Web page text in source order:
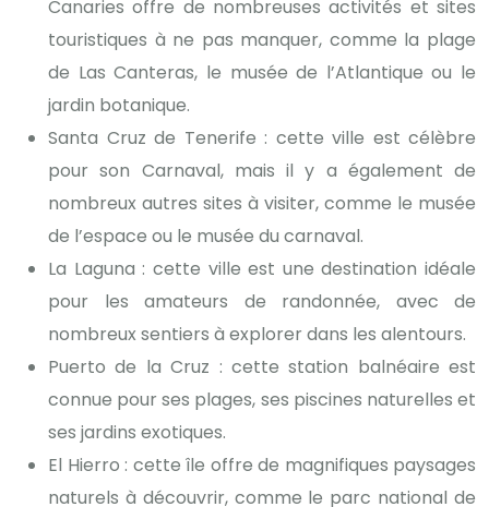
Canaries offre de nombreuses activités et sites
touristiques à ne pas manquer, comme la plage
de Las Canteras, le musée de l’Atlantique ou le
jardin botanique.
Santa Cruz de Tenerife : cette ville est célèbre
pour son Carnaval, mais il y a également de
nombreux autres sites à visiter, comme le musée
de l’espace ou le musée du carnaval.
La Laguna : cette ville est une destination idéale
pour les amateurs de randonnée, avec de
nombreux sentiers à explorer dans les alentours.
Puerto de la Cruz : cette station balnéaire est
connue pour ses plages, ses piscines naturelles et
ses jardins exotiques.
El Hierro : cette île offre de magnifiques paysages
naturels à découvrir, comme le parc national de